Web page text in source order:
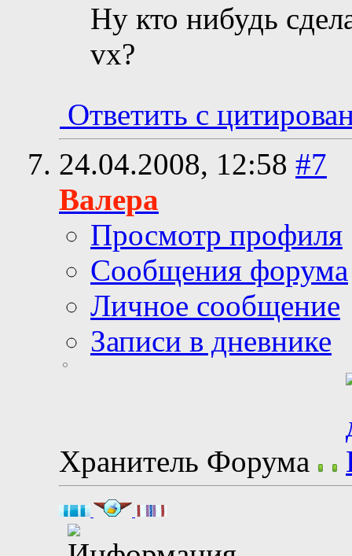
Ну кто нибудь
vx?
Ответить с
24.04.2008, 12:58 #7
Валера
Просмотр профиля
Сообщения форума
Личное сообщение
Записи в дневнике
Хранитель Форума